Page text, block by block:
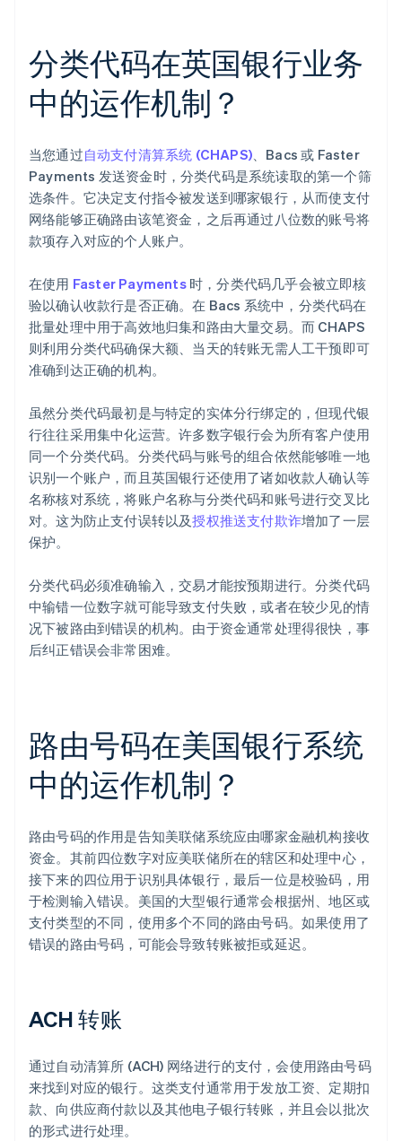
分类代码在英国银行业务
中的运作机制？
当您通过自动支付清算系统 (CHAPS)、Bacs 或 Faster
Payments 发送资金时，分类代码是系统读取的第一个筛
选条件。它决定支付指令被发送到哪家银行，从而使支付
网络能够正确路由该笔资金，之后再通过八位数的账号将
款项存入对应的个人账户。
在使用 Faster Payments时，分类代码几乎会被立即核
验以确认收款行是否正确。在 Bacs 系统中，分类代码在
批量处理中用于高效地归集和路由大量交易。而 CHAPS
则利用分类代码确保大额、当天的转账无需人工干预即可
准确到达正确的机构。
虽然分类代码最初是与特定的实体分行绑定的，但现代银
行往往采用集中化运营。许多数字银行会为所有客户使用
同一个分类代码。分类代码与账号的组合依然能够唯一地
识别一个账户，而且英国银行还使用了诸如收款人确认等
名称核对系统，将账户名称与分类代码和账号进行交叉比
对。这为防止支付误转以及授权推送支付欺诈增加了一层
保护。
分类代码必须准确输入，交易才能按预期进行。分类代码
中输错一位数字就可能导致支付失败，或者在较少见的情
况下被路由到错误的机构。由于资金通常处理得很快，事
后纠正错误会非常困难。
路由号码在美国银行系统
中的运作机制？
路由号码的作用是告知美联储系统应由哪家金融机构接收
资金。其前四位数字对应美联储所在的辖区和处理中心，
接下来的四位用于识别具体银行，最后一位是校验码，用
于检测输入错误。美国的大型银行通常会根据州、地区或
支付类型的不同，使用多个不同的路由号码。如果使用了
错误的路由号码，可能会导致转账被拒或延迟。
ACH 转账
通过自动清算所 (ACH) 网络进行的支付，会使用路由号码
来找到对应的银行。这类支付通常用于发放工资、定期扣
款、向供应商付款以及其他电子银行转账，并且会以批次
的形式进行处理。